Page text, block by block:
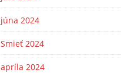
júna 2024
Smieť 2024
apríla 2024